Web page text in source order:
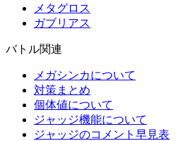
メタグロス
ガブリアス
バトル関連
メガシンカについて
対策まとめ
個体値について
ジャッジ機能について
ジャッジのコメント早見表